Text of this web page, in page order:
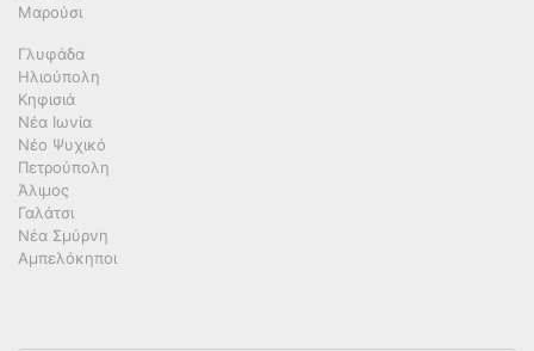
Μαρούσι
Γλυφάδα
Ηλιούπολη
Κηφισιά
Νέα Ιωνία
Νέο Ψυχικό
Πετρούπολη
Άλιμος
Γαλάτσι
Νέα Σμύρνη
Αμπελόκηποι